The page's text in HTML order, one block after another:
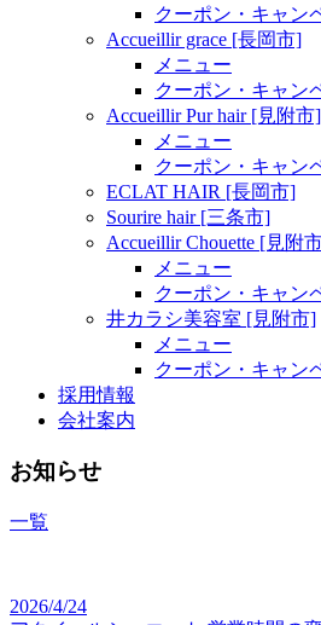
クーポン・キャン
Accueillir grace [長岡市]
メニュー
クーポン・キャン
Accueillir Pur hair [見附市]
メニュー
クーポン・キャン
ECLAT HAIR [長岡市]
Sourire hair [三条市]
Accueillir Chouette [見附
メニュー
クーポン・キャン
井カラシ美容室 [見附市]
メニュー
クーポン・キャン
採用情報
会社案内
お知らせ
一覧
2026/4/24